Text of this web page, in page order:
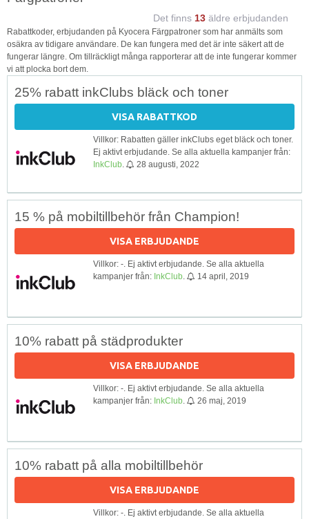
Det finns 13 äldre erbjudanden
Rabattkoder, erbjudanden på Kyocera Färgpatroner som har anmälts som
osäkra av tidigare användare. De kan fungera med det är inte säkert att de
fungerar längre. Om tillräckligt många rapporterar att de inte fungerar kommer
vi att plocka bort dem.
25% rabatt inkClubs bläck och toner
VISA RABATTKOD
Villkor: Rabatten gäller inkClubs eget bläck och toner.
Ej aktivt erbjudande. Se alla aktuella kampanjer från:
InkClub
28 augusti, 2022
15 % på mobiltillbehör från Champion!
VISA ERBJUDANDE
Villkor: -. Ej aktivt erbjudande. Se alla aktuella
kampanjer från: InkClub 14 april, 2019
10% rabatt på städprodukter
VISA ERBJUDANDE
Villkor: -. Ej aktivt erbjudande. Se alla aktuella
kampanjer från: InkClub 26 maj, 2019
10% rabatt på alla mobiltillbehör
VISA ERBJUDANDE
Villkor: -. Ej aktivt erbjudande. Se alla aktuella